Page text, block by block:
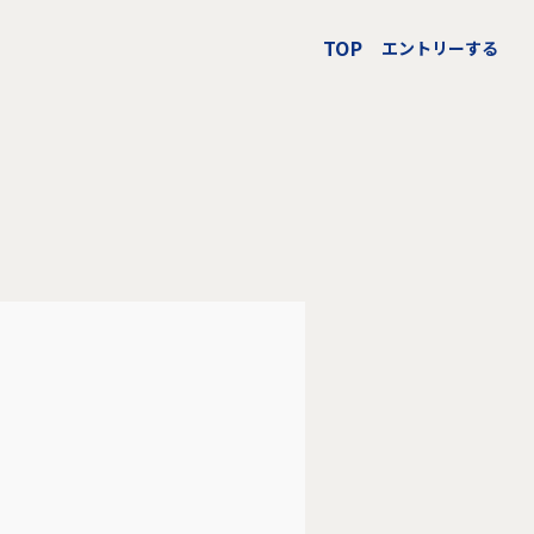
TOP エントリーする